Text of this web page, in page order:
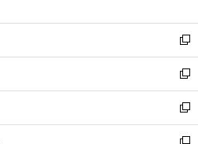
開
く
ウ
で
開
く
ン
ド
ウ
で
開
く
ウ
ィ
ン
ド
ウ
で
開
く
新
し
い
ウ
ィ
ン
新
し
い
ウ
新
し